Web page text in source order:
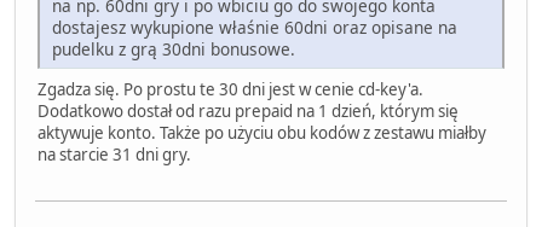
na np. 60dni gry i po wbiciu go do swojego konta
dostajesz wykupione właśnie 60dni oraz opisane na
pudelku z grą 30dni bonusowe.
Zgadza się. Po prostu te 30 dni jest w cenie cd-key'a.
Dodatkowo dostał od razu prepaid na 1 dzień, którym się
aktywuje konto. Także po użyciu obu kodów z zestawu miałby
na starcie 31 dni gry.